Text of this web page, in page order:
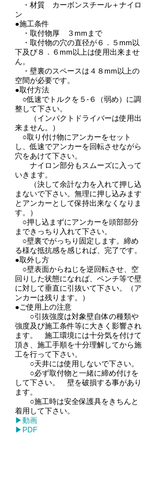
・材質 カーボンスチール＋ナイロ
ン
●施工条件
・取付物厚 ３mmまで
・取付物の穴の直径が６．５mm以
下及び８．６mm以上は使用出来ませ
ん。
・壁裏のスペースは４８mm以上の
空間が必要です。
●取付方法
○低速でトルクを５-６（弱め）に調
整して下さい。
（インパクトドライバーは使用出
来ません。）
○取り付け物にアンカーをセット
し、低速でアンカーを回転させながら
穴をあけて下さい。
ナイロン部分もスムーズに入って
いきます。
（決して余計な力を入れて押し込
まないで下さい。無理に押し込みます
とアンカーとして保持出来なくなりま
す。）
○押し込まずにアンカーを頭部部分
まできっちり入れて下さい。
○壁裏でがっちり固定します。締め
る様な抵抗感を感じれば、完了です。
●取外し方
○壁表面からねじを逆回転させ、空
回りした状態になれば、ペンチ等で壁
に対して垂直に引抜いて下さい。（ア
ンカーは残ります。）
●ご使用上の注意
○引抜強度は対象壁自体の種類や
強度及び施工条件等に大きく影響され
ます。 施工環境には十分気を付けて
頂き、施工手順を十分理解してから施
工を行って下さい。
○天井には使用しないで下さい。
○必ず取付物と一緒に締め付けを
して下さい。 壁を破損する事があり
ます。
○施工時は安全保護具をきちんと
着用して下さい。
​▶動画
​▶PDF